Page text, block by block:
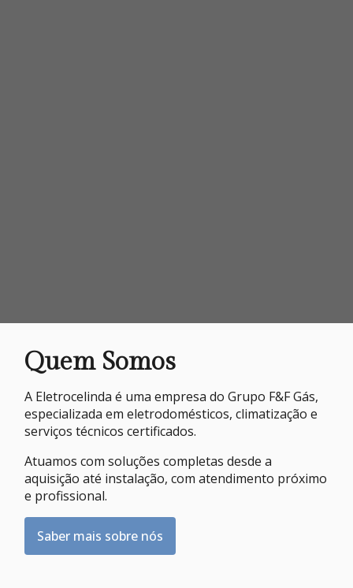
Quem Somos
A Eletrocelinda é uma empresa do Grupo F&F Gás,
especializada em eletrodomésticos, climatização e
serviços técnicos certificados.
Atuamos com soluções completas desde a
aquisição até instalação, com atendimento próximo
e profissional.
Saber mais sobre nós